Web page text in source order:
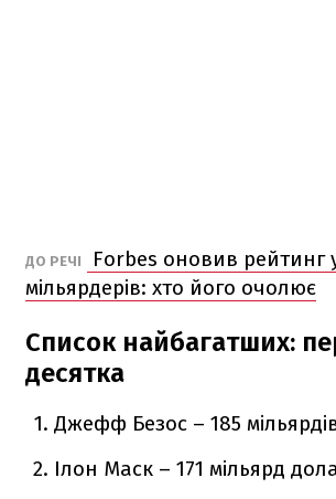
ДО РЕЧІ
Forbes оновив рейтинг
мільярдерів: хто його очолює
Список найбагатших:
десятка
Джефф Безос – 185
Ілон Маск – 171 мільярд